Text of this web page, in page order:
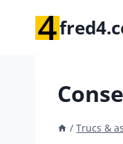
/ Trucs &